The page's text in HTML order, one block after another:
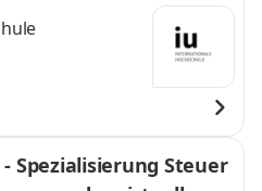
Spezialisierung Steuer